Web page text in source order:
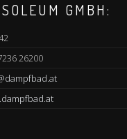
GMBH:
26200